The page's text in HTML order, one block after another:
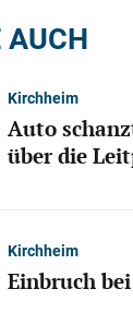
AUCH
Kirchheim
Auto
über die
Kirchheim
Einbruch